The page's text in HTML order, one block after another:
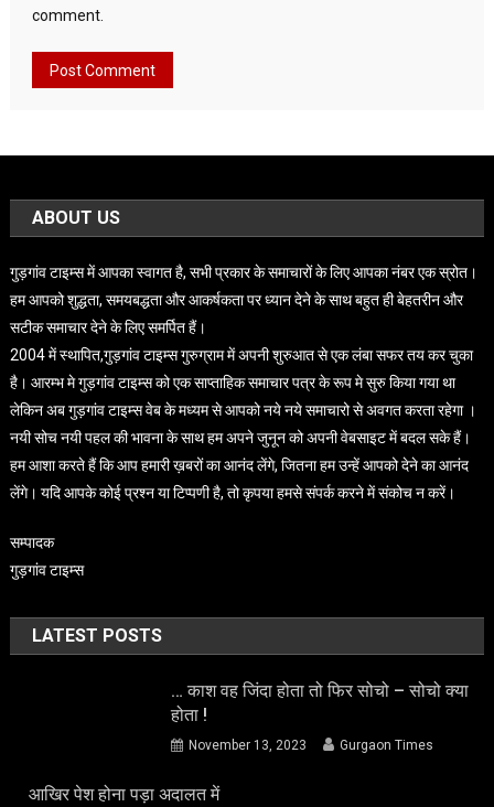
comment.
ABOUT US
गुड़गांव टाइम्स में आपका स्वागत है, सभी प्रकार के समाचारों के लिए आपका नंबर एक स्रोत।
हम आपको शुद्धता, समयबद्धता और आकर्षकता पर ध्यान देने के साथ बहुत ही बेहतरीन और
सटीक समाचार देने के लिए समर्पित हैं।
2004 में स्थापित,गुड़गांव टाइम्स गुरुग्राम में अपनी शुरुआत से एक लंबा सफर तय कर चुका
है। आरम्भ मे गुड़गांव टाइम्स को एक साप्ताहिक समाचार पत्र के रूप मे सुरु किया गया था
लेकिन अब गुड़गांव टाइम्स वेब के मध्यम से आपको नये नये समाचारो से अवगत करता रहेगा ।
नयी सोच नयी पहल की भावना के साथ हम अपने जुनून को अपनी वेबसाइट में बदल सके हैं।
हम आशा करते हैं कि आप हमारी ख़बरों का आनंद लेंगे, जितना हम उन्हें आपको देने का आनंद
लेंगे। यदि आपके कोई प्रश्न या टिप्पणी है, तो कृपया हमसे संपर्क करने में संकोच न करें।
सम्पादक
गुड़गांव टाइम्स
LATEST POSTS
… काश वह जिंदा होता तो फिर सोचो – सोचो क्या
होता !
November 13, 2023 Gurgaon Times
आखिर पेश होना पड़ा अदालत में